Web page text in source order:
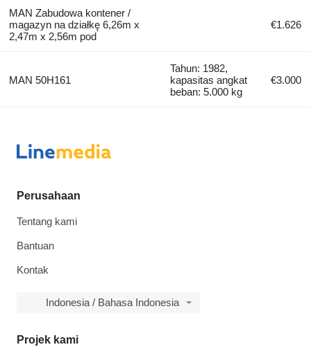
MAN Zabudowa kontener /
magazyn na działkę 6,26m x
2,47m x 2,56m pod
€1.626
MAN 50H161
Tahun: 1982,
kapasitas angkat
beban: 5.000 kg
€3.000
Perusahaan
Tentang kami
Bantuan
Kontak
Indonesia / Bahasa Indonesia
Projek kami